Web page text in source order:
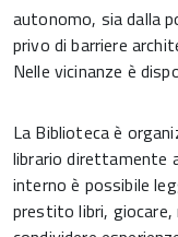
autonomo, sia dalla
privo di barriere
Nelle vicinanze è
La Biblioteca è
librario direttamente
interno è possibile
prestito libri,